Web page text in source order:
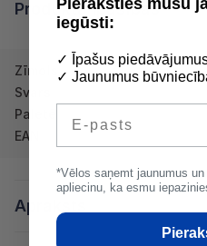
Produkta īpašības
Zīmols
Svars
Paletē
EAN
Apraksts
Pieraksties mūsu
iegūsti:
✓ Īpašus
✓ Jaunumus
*Vēlos saņemt jaunumus
apliecinu, ka esmu